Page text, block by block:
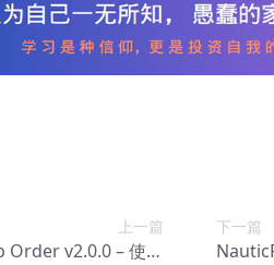
上一篇
v2.0.0 – 使用
下一篇